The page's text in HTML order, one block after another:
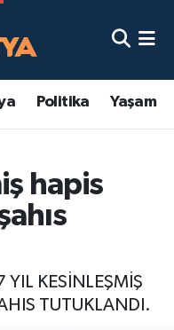
Politika Yaşam
hapis
YIL KESİNLEŞMİŞ
TUTUKLANDI.
ve Fikstür